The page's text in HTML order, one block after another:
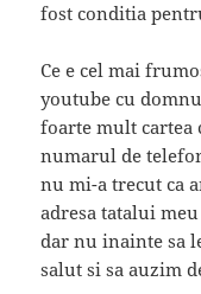
fost conditia
Ce e cel mai
youtube cu
foarte mult cartea
numarul de
nu mi-a trecut ca
adresa tatalui
dar nu inainte sa
salut si sa auzim